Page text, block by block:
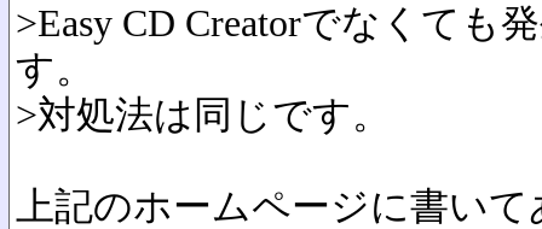
>Easy CD Creatorでなくても
す。
>対処法は同じです。
上記のホームページに書い